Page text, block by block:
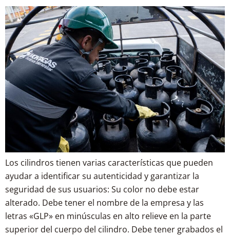
Los cilindros tienen varias características que pueden
ayudar a identificar su autenticidad y garantizar la
seguridad de sus usuarios: Su color no debe estar
alterado. Debe tener el nombre de la empresa y las
letras «GLP» en minúsculas en alto relieve en la parte
superior del cuerpo del cilindro. Debe tener grabados el